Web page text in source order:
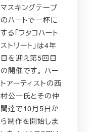
マスキングテープ
のハートで一杯に
する「フタコハート
ストリート」は4年
目を迎え第5回目
の開催です。 ハー
トアーティストの西
村公一氏とその仲
間達で10月5日か
ら制作を開始しま